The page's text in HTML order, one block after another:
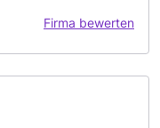
Firma bewerten